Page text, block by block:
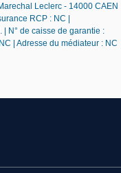
Leclerc - 14000 CAEN
RCP : NC |
N° de caisse de garantie :
| Adresse du médiateur : NC